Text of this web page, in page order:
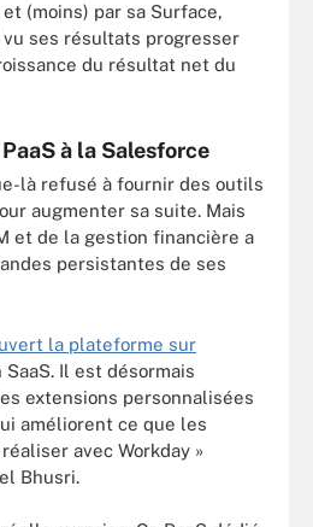
(moins) par sa Surface,
ses résultats progresser
du résultat net du
à la Salesforce
là refusé à fournir des outils
augmenter sa suite. Mais
et de la gestion financière a
persistantes de ses
la plateforme sur
SaaS. Il est désormais
extensions personnalisées
améliorent ce que les
avec Workday »
Bhusri.